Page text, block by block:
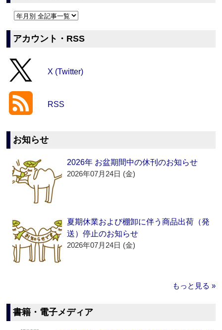
アカウント・RSS
X (Twitter)
RSS
お知らせ
2026年 お盆期間中の休刊のお知らせ
2026年07月24日 (金)
夏期休業および棚卸に伴う商品出荷（発
送）停止のお知らせ
2026年07月24日 (金)
もっと見る »
書籍・電子メディア